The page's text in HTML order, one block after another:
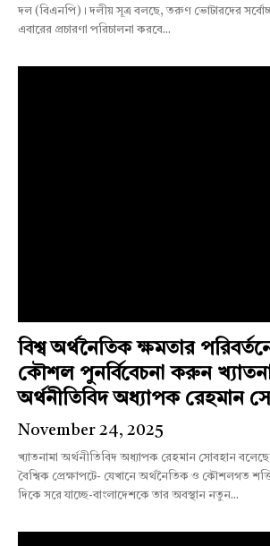
দল (বিএনপি)। দলীয় সূত্র বলছে, তরুণ ভোটারদের
এবারের প্রচারণা পরিচালনা করবে...
বিশ্ব অর্থনৈতিক ক্ষমতার
কৌশল পুনর্বিবেচনা করুন
অর্থনীতিবিদ অধ্যাপক রেহমান
November 24, 2025
খ্যাতনামা অর্থনীতিবিদ অধ্যাপক রেহমান সোবহান
বৈশ্বিক প্রেক্ষাপটে- যেখানে অর্থনৈতিক ও কৌশলগত
দিকে সরে যাচ্ছে-বাংলাদেশকে তার অবস্থান নতুন...